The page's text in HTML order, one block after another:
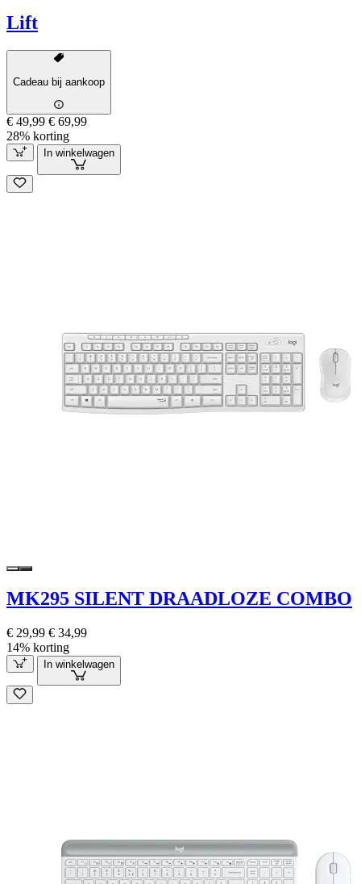
Lift
Cadeau bij aankoop
€ 49,99 € 69,99
28% korting
In winkelwagen
MK295 SILENT DRAADLOZE COMBO
€ 29,99 € 34,99
14% korting
In winkelwagen